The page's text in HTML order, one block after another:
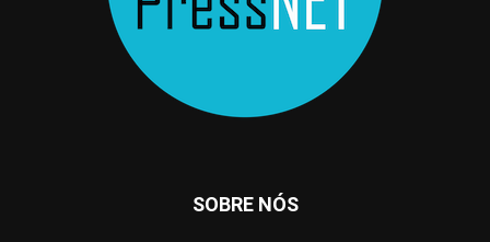
SOBRE NÓS